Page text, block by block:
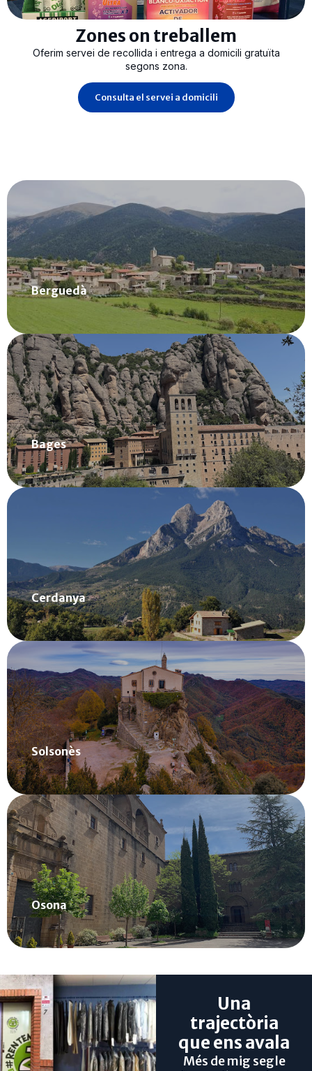
Zones on treballem
Oferim servei de recollida i entrega a domicili gratuïta
segons zona.
Consulta el servei a domicili
Berguedà
Zona de Berguedà
Saber més
Bages
Zona de Bages
Saber més
Cerdanya
Zona de Cerdanya
Saber més
Solsonès
Zona de Solsonès
Saber més
Osona
Zona de Osona
Saber més
Una
trajectòria
que ens avala
Més de mig segle